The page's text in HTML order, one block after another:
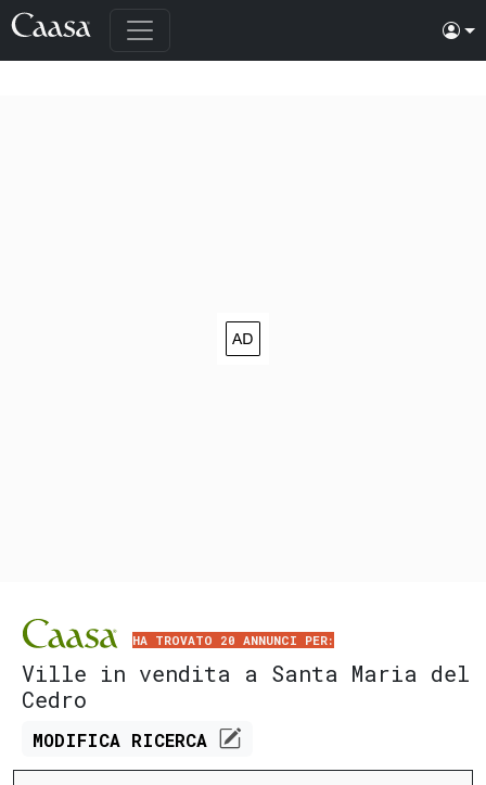
HA TROVATO 20 ANNUNCI PER:
Ville in vendita a Santa Maria del
Cedro
MODIFICA RICERCA